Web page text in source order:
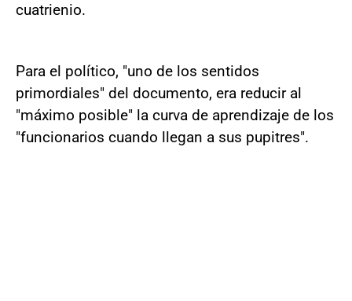
cuatrienio.
Para el político, "uno de los sentidos
primordiales" del documento, era reducir al
"máximo posible" la curva de aprendizaje de los
"funcionarios cuando llegan a sus pupitres".